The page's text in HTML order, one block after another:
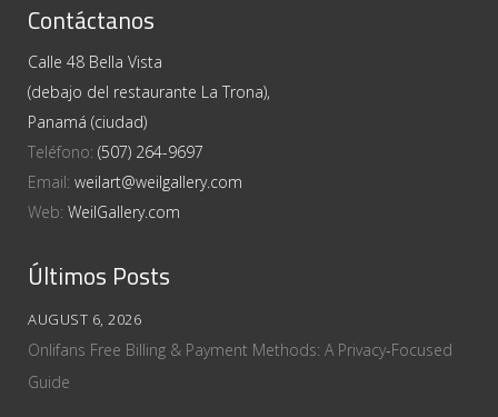
Contáctanos
Calle 48 Bella Vista
(debajo del restaurante La Trona),
Panamá (ciudad)
Teléfono: (507) 264-9697
Email: weilart@weilgallery.com
Web: WeilGallery.com
Últimos Posts
AUGUST 6, 2026
Onlifans Free Billing & Payment Methods: A Privacy‑Focused
Guide